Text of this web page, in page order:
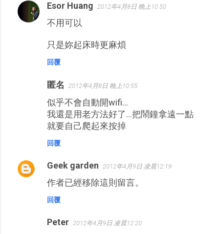
Esor Huang 2012年4月8日 晚上10:50
不用可以
只是妳起床時更麻煩
回覆
匿名 2012年4月8日 晚上10:55
似乎不會自動開wifi...
我還是用老方法好了...把鬧鐘拿遠一點
就要自己爬起來按掉
回覆
Geek garden 2012年4月9日 凌晨12:19
作者已經移除這則留言。
回覆
Peter 2012年4月9日 凌晨12:20